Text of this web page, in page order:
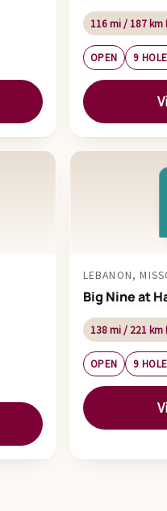
116 mi / 187 km
OPEN 9
LEBANON,
Big Nine at
138 mi / 221 km
OPEN 9